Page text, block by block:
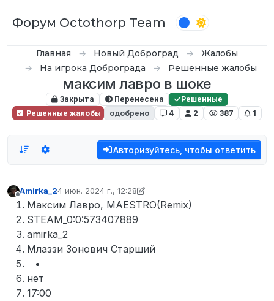
Форум Octothorp Team
Главная Новый Доброград
Жалобы
На игрока Доброграда
Решенные жалобы
максим лавро в шоке
Закрыта Перенесена
Решенные
Решенные жалобы
одобрено 4 2 387 1
Авторизуйтесь, чтобы ответить
Не в сети
Amirka_24 июн. 2024 г., 12:28
отредактировано Amirka_2
Максим Лавро, MAESTRO(Remix)
STEAM_0:0:573407889
amirka_2
Млаззи Зонович Старший
нет
17:00